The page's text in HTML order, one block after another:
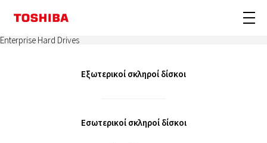
Enterprise Hard Drives
Εξωτερικοί σκληροί δίσκοι
Εσωτερικοί σκληροί δίσκοι